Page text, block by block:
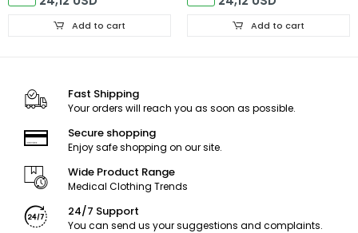
Add to cart Add to cart
Fast Shipping
Your orders will reach you as soon as possible.
Secure shopping
Enjoy safe shopping on our site.
Wide Product Range
Medical Clothing Trends
24/7 Support
You can send us your suggestions and complaints.